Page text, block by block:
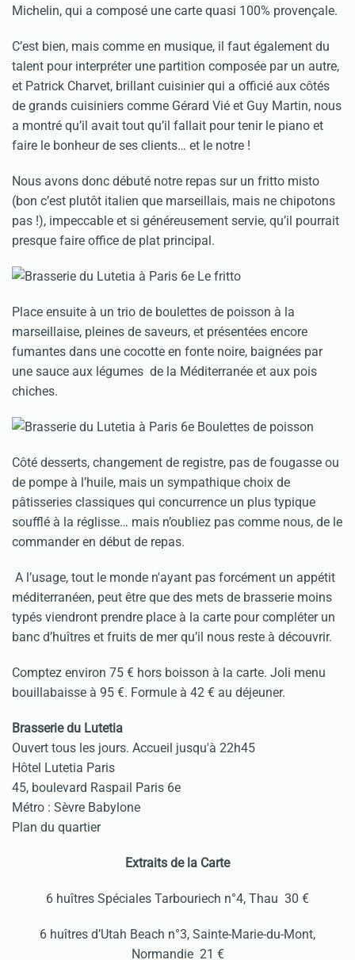
Michelin, qui a composé une carte quasi 100% provençale.
C’est bien, mais comme en musique, il faut également du
talent pour interpréter une partition composée par un autre,
et Patrick Charvet, brillant cuisinier qui a officié aux côtés
de grands cuisiniers comme Gérard Vié et Guy Martin, nous
a montré qu’il avait tout qu’il fallait pour tenir le piano et
faire le bonheur de ses clients… et le notre !
Nous avons donc débuté notre repas sur un fritto misto
(bon c’est plutôt italien que marseillais, mais ne chipotons
pas !), impeccable et si généreusement servie, qu’il pourrait
presque faire office de plat principal.
Place ensuite à un trio de boulettes de poisson à la
marseillaise, pleines de saveurs, et présentées encore
fumantes dans une cocotte en fonte noire, baignées par
une sauce aux légumes de la Méditerranée et aux pois
chiches.
Côté desserts, changement de registre, pas de fougasse ou
de pompe à l’huile, mais un sympathique choix de
pâtisseries classiques qui concurrence un plus typique
soufflé à la réglisse… mais n’oubliez pas comme nous, de le
commander en début de repas.
A l’usage, tout le monde n'ayant pas forcément un appétit
méditerranéen, peut être que des mets de brasserie moins
typés viendront prendre place à la carte pour compléter un
banc d’huîtres et fruits de mer qu’il nous reste à découvrir.
Comptez environ 75 € hors boisson à la carte. Joli menu
bouillabaisse à 95 €. Formule à 42 € au déjeuner.
Brasserie du Lutetia
Ouvert tous les jours. Accueil jusqu'à 22h45
Hôtel Lutetia Paris
45, boulevard Raspail Paris 6e
Métro : Sèvre Babylone
Plan du quartier
Extraits de la Carte
6 huîtres Spéciales Tarbouriech n°4, Thau 30 €
6 huîtres d’Utah Beach n°3, Sainte-Marie-du-Mont,
Normandie 21 €